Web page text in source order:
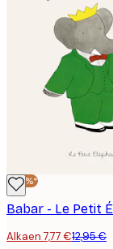
-40%*
Alkaen 7,77 €12,95 €